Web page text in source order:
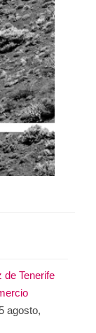
de Tenerife
5 agosto,